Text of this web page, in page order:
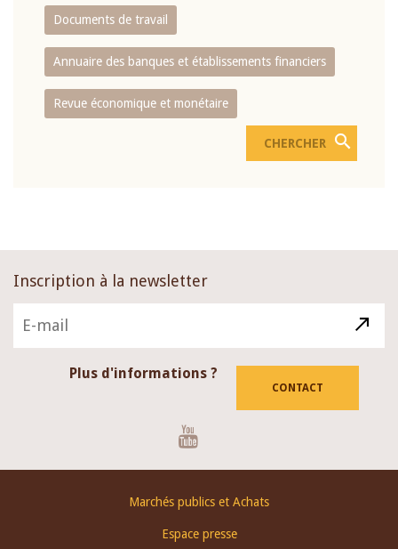
Documents de travail
Annuaire des banques et établissements financiers
Revue économique et monétaire
Inscription à la newsletter
Plus d'informations ?
CONTACT
Marchés publics et Achats
Espace presse